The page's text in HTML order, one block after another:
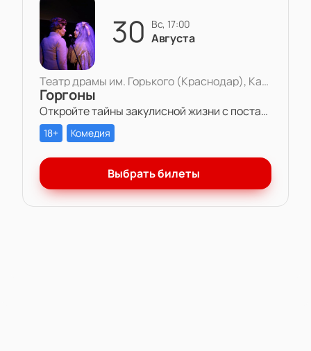
30 вс, 17:00
Августа
Театр драмы им. Горького (Краснодар), Камерная сцена
Горгоны
Откройте тайны закулисной жизни с постановкой «Горгоны» в Театре драмы им. Горького. Две актрисы, одна роль и многолетняя вражда – станьте свидетелем захватывающей игры амбиций и чувств на театральной сцене.
18+ Комедия
Выбрать билеты